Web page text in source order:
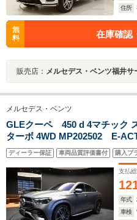
住所
無
料
在庫確認
販売店： メルセデス・ベンツ福井
メルセデス・ベンツ
GLEクーペ 450 d 4マチック
ターボ 4WD MP202502 E-
ノラミックスライディングル
サウンドシステム/AMG RIDE
ション/ステアリングヒーター/
ケージ/
ディーラー保証 車両品質評価書付 購入プ
支払
年式
車検